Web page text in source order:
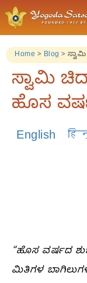
Home > Blog >
ಸ್ವಾಮಿ
ಹೊಸ
English
“ಹೊಸ ವರ್ಷದ
ಮಿತಿಗಳ